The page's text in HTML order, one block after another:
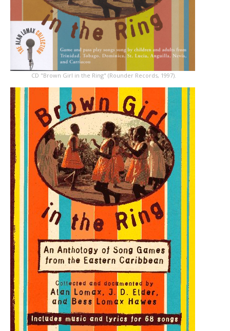
CD "Brown Girl in the Ring" (Rounder Records, 1997).